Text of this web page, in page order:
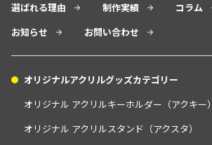
選ばれる理由
制作実績
コラム
お知らせ
お問い合わせ
オリジナルアクリルグッズカテゴリー
オリジナル アクリルキーホルダー（アクキー）
オリジナル アクリルスタンド（アクスタ）